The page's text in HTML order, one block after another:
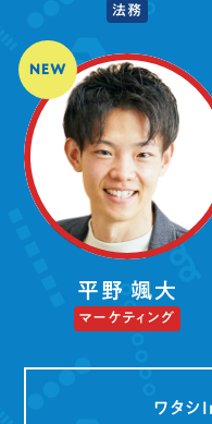
法務
平野 颯大
マーケティング
ワタ